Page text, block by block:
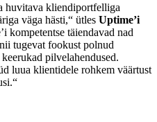
huvitava kliendiportfelliga
väga hästi,“ ütles Uptime’i
kompetentse täiendavad nad
tugevat fookust polnud
pilvelahendused.
luua klientidele rohkem väärtust